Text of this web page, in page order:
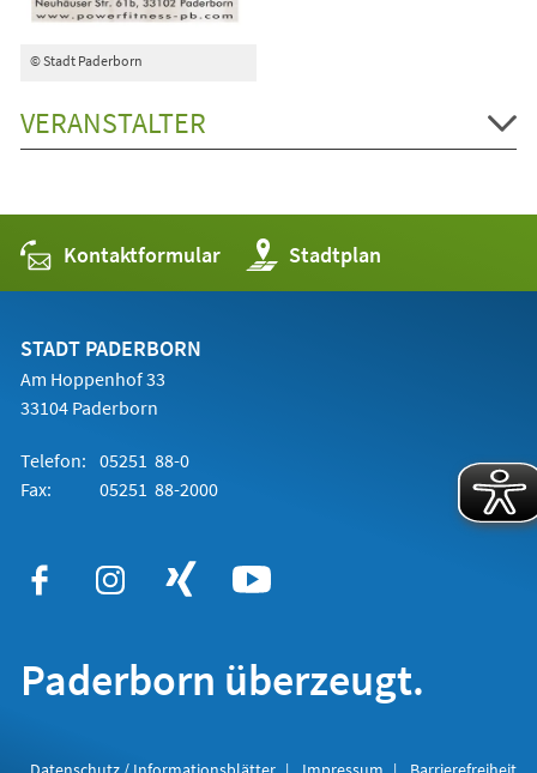
© Stadt Paderborn
VERANSTALTER
Kontaktformular Stadtplan
(Öffnet
in
einem
STADT PADERBORN
Am Hoppenhof 33
33104 Paderborn
Telefon: 05251 88-0
Fax:
05251 88-2000
Paderborn überzeugt.